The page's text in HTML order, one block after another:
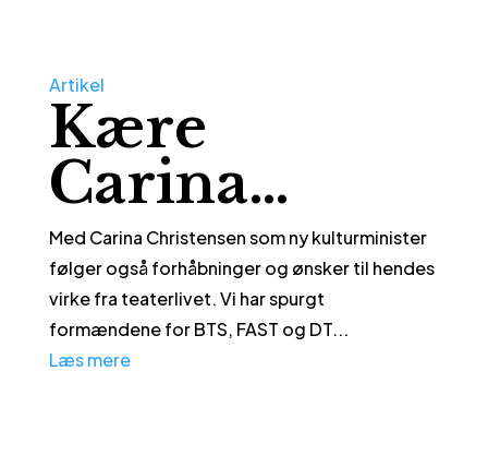
Artikel
Kære
Carina…
Med Carina Christensen som ny kulturminister
følger også forhåbninger og ønsker til hendes
virke fra teaterlivet. Vi har spurgt
formændene for BTS, FAST og DT...
Læs mere